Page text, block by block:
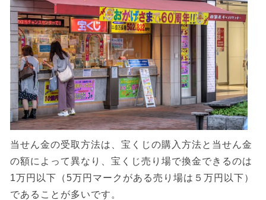
当せん金の受取方法は、宝くじの購入方法と当せん金
の額によって異なり、宝くじ売り場で換金できるのは
1万円以下（5万円マークがある売り場は５万円以下）
であることが多いです。